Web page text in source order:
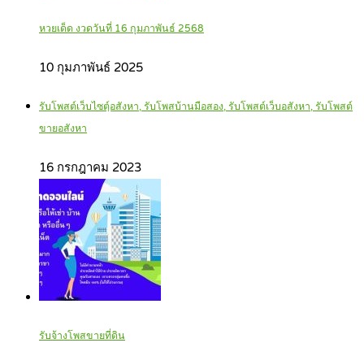
หวยเด็ด งวดวันที่ 16 กุมภาพันธ์ 2568
10 กุมภาพันธ์ 2025
รับโพสต์เว็บไซตฺ์อสังหา, รับโพสบ้านมือสอง, รับโพสต์เว็บอสังหา, รับโพสต์
ขายอสังหา
16 กรกฎาคม 2023
รับจ้างโพสขายที่ดิน